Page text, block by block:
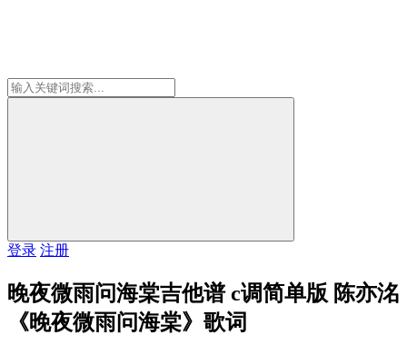
登录 注册
晚夜微雨问海棠吉他谱 c调简单版 陈亦洺
《晚夜微雨问海棠》歌词